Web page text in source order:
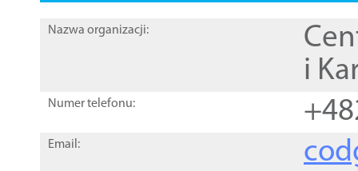
Nazwa organizacji:
i
Numer telefonu:
Email: